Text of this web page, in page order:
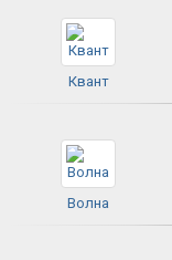
Квант
Волна